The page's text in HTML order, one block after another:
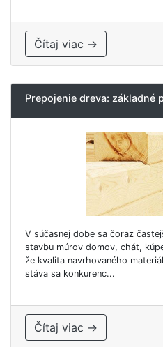
Čítaj viac →
Prepojenie dreva: základné
V súčasnej dobe sa čoraz
stavbu múrov domov, chát,
že kvalita navrhovaného
stáva sa konkurenc...
Čítaj viac →